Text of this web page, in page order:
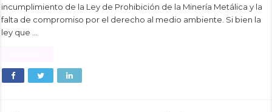
incumplimiento de la Ley de Prohibición de la Minería Metálica y la
falta de compromiso por el derecho al medio ambiente. Si bien la
ley que …